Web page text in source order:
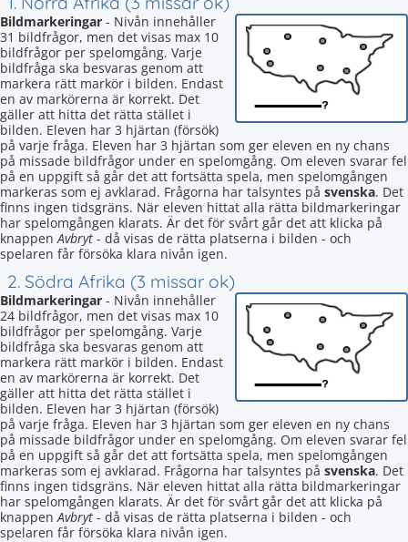
Bildmarkeringar - Nivån innehåller
31 bildfrågor, men det visas max 10
bildfrågor per spelomgång. Varje
bildfråga ska besvaras genom att
markera rätt markör i bilden. Endast
en av markörerna är korrekt. Det
gäller att hitta det rätta stället i
bilden. Eleven har 3 hjärtan (försök)
på varje fråga. Eleven har 3 hjärtan som ger eleven en ny chans
på missade bildfrågor under en spelomgång. Om eleven svarar fel
på en uppgift så går det att fortsätta spela, men spelomgången
markeras som ej avklarad. Frågorna har talsyntes på svenska. Det
finns ingen tidsgräns. När eleven hittat alla rätta bildmarkeringar
har spelomgången klarats. Är det för svårt går det att klicka på
knappenAvbryt - då visas de rätta platserna i bilden - och
spelaren får försöka klara nivån igen.
2. Södra Afrika (3 missar ok)
Bildmarkeringar - Nivån innehåller
24 bildfrågor, men det visas max 10
bildfrågor per spelomgång. Varje
bildfråga ska besvaras genom att
markera rätt markör i bilden. Endast
en av markörerna är korrekt. Det
gäller att hitta det rätta stället i
bilden. Eleven har 3 hjärtan (försök)
på varje fråga. Eleven har 3 hjärtan som ger eleven en ny chans
på missade bildfrågor under en spelomgång. Om eleven svarar fel
på en uppgift så går det att fortsätta spela, men spelomgången
markeras som ej avklarad. Frågorna har talsyntes på svenska. Det
finns ingen tidsgräns. När eleven hittat alla rätta bildmarkeringar
har spelomgången klarats. Är det för svårt går det att klicka på
knappenAvbryt - då visas de rätta platserna i bilden - och
spelaren får försöka klara nivån igen.